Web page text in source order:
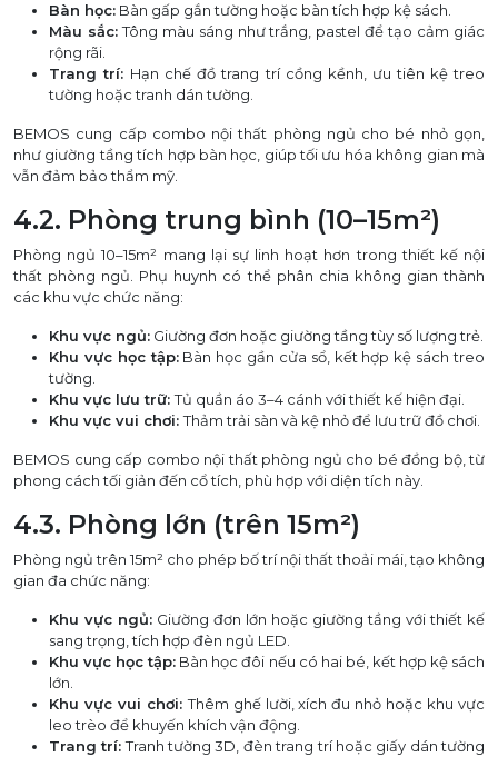
Bàn học: Bàn gấp gắn tường hoặc bàn tích hợp kệ sách.
Màu sắc:Tông màu sáng như trắng, pastel để tạo cảm giác
rộng rãi.
Trang trí: Hạn chế đồ trang trí cồng kềnh, ưu tiên kệ treo
tường hoặc tranh dán tường.
BEMOS cung cấp combo nội thất phòng ngủ cho bé nhỏ gọn,
như giường tầng tích hợp bàn học, giúp tối ưu hóa không gian mà
vẫn đảm bảo thẩm mỹ.
4.2. Phòng trung bình (10–15m²)
Phòng ngủ 10–15m² mang lại sự linh hoạt hơn trong thiết kế nội
thất phòng ngủ. Phụ huynh có thể phân chia không gian thành
các khu vực chức năng:
Khu vực ngủ: Giường đơn hoặc giường tầng tùy số lượng trẻ.
Khu vực học tập:Bàn học gần cửa sổ, kết hợp kệ sách treo
tường.
Khu vực lưu trữ:Tủ quần áo 3–4 cánh với thiết kế hiện đại.
Khu vực vui chơi:Thảm trải sàn và kệ nhỏ để lưu trữ đồ chơi.
BEMOS cung cấp combo nội thất phòng ngủ cho bé đồng bộ, từ
phong cách tối giản đến cổ tích, phù hợp với diện tích này.
4.3. Phòng lớn (trên 15m²)
Phòng ngủ trên 15m² cho phép bố trí nội thất thoải mái, tạo không
gian đa chức năng:
Khu vực ngủ: Giường đơn lớn hoặc giường tầng với thiết kế
sang trọng, tích hợp đèn ngủ LED.
Khu vực học tập: Bàn học đôi nếu có hai bé, kết hợp kệ sách
lớn.
Khu vực vui chơi:Thêm ghế lười, xích đu nhỏ hoặc khu vực
leo trèo để khuyến khích vận động.
Trang trí:Tranh tường 3D, đèn trang trí hoặc giấy dán tường